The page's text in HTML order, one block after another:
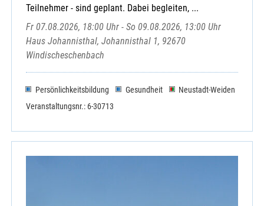
Teilnehmer - sind geplant. Dabei begleiten, ...
Fr 07.08.2026, 18:00 Uhr - So 09.08.2026, 13:00 Uhr
Haus Johannisthal, Johannisthal 1, 92670
Windischeschenbach
Persönlichkeitsbildung Gesundheit
Neustadt-Weiden
Veranstaltungsnr.: 6-30713